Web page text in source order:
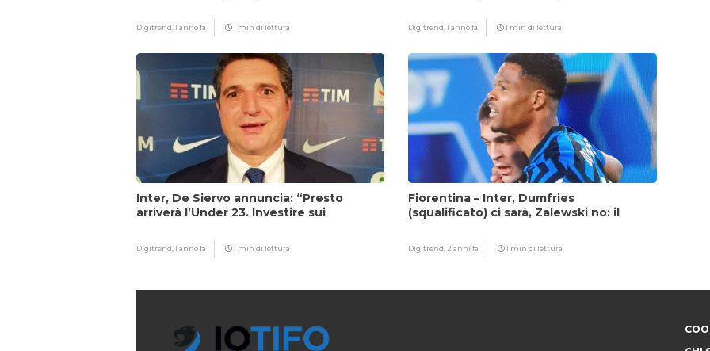
Digitrend,1 anno fa 1 min di lettura Digitrend,1 anno fa 1 min di lettura
Inter, De Siervo annuncia: “Presto
arriverà l’Under 23. Investire sui
Digitrend,1 anno fa 1 min di lettura
Fiorentina – Inter, Dumfries
(squalificato) ci sarà, Zalewski no: il
Digitrend,2 anni fa 1 min di lettura